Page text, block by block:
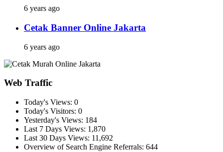
6 years ago
Cetak Banner Online Jakarta
6 years ago
Web Traffic
Today's Views: 0
Today's Visitors: 0
Yesterday's Views: 184
Last 7 Days Views: 1,870
Last 30 Days Views: 11,692
Overview of Search Engine Referrals: 644